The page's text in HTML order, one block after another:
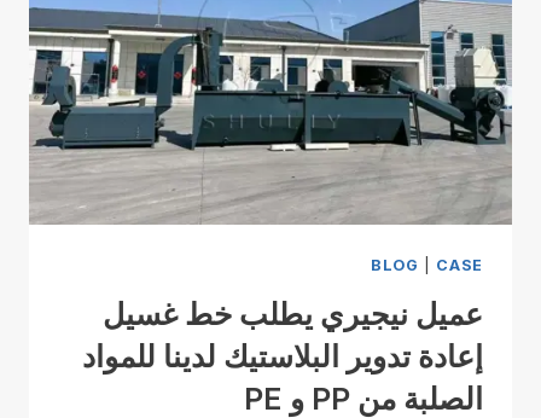
BLOG CASE
عميل نيجيري يطلب خط غسيل
إعادة تدوير البلاستيك لدينا للمواد
الصلبة من PP و PE